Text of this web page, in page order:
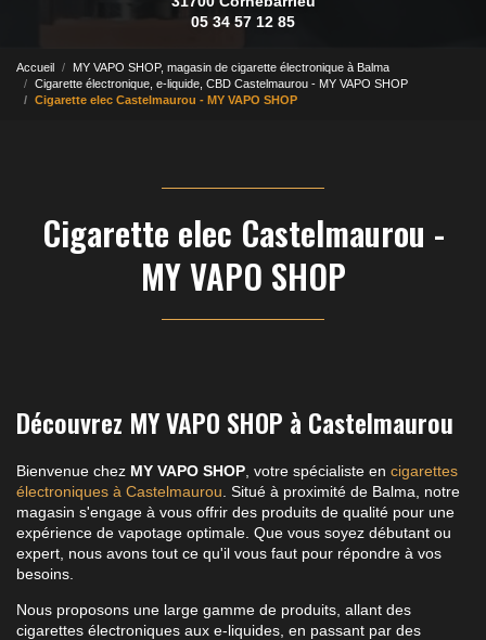
05 34 57 12 85
Accueil
MY VAPO SHOP, magasin de cigarette électronique à Balma
Cigarette électronique, e-liquide, CBD Castelmaurou - MY VAPO SHOP
Cigarette elec Castelmaurou - MY VAPO SHOP
Cigarette elec Castelmaurou -
MY VAPO SHOP
Découvrez MY VAPO SHOP à Castelmaurou
Bienvenue chez MY VAPO SHOP , votre spécialiste en cigarettes
électroniques à Castelmaurou . Situé à proximité de Balma, notre
magasin s'engage à vous offrir des produits de qualité pour une
expérience de vapotage optimale. Que vous soyez débutant ou
expert, nous avons tout ce qu'il vous faut pour répondre à vos
besoins.
Nous proposons une large gamme de produits, allant des
cigarettes électroniques aux e-liquides, en passant par des